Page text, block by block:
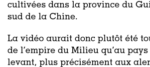
cultivées dans la province du
sud de la Chine.
La vidéo aurait donc plutôt été
de l’empire du Milieu qu’au
levant, plus précisément aux